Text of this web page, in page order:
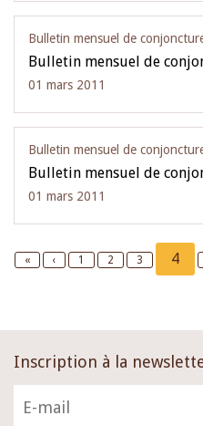
Bulletin mensuel de
Bulletin mensuel de
01 mars 2011
Bulletin mensuel de
Bulletin mensuel de
01 mars 2011
First
«
Previous
‹ Page
1 Page
2 Page
3
page
4
Inscription à la